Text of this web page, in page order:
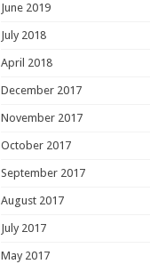
June 2019
July 2018
April 2018
December 2017
November 2017
October 2017
September 2017
August 2017
July 2017
May 2017